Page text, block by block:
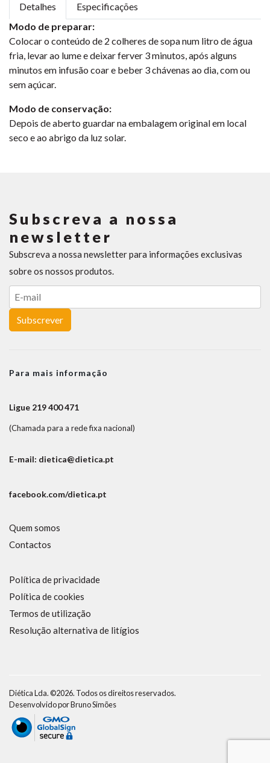
Detalhes
Especificações
Modo de preparar:
Colocar o conteúdo de 2 colheres de sopa num litro de água
fria, levar ao lume e deixar ferver 3 minutos, após alguns
minutos em infusão coar e beber 3 chávenas ao dia, com ou
sem açúcar.
Modo de conservação:
Depois de aberto guardar na embalagem original em local
seco e ao abrigo da luz solar.
Subscreva a nossa
newsletter
Subscreva a nossa newsletter para informações exclusivas
sobre os nossos produtos.
Subscrever
Para mais informação
Ligue 219 400 471
(Chamada para a rede fixa nacional)
E-mail: dietica@dietica.pt
facebook.com/dietica.pt
Quem somos
Contactos
Política de privacidade
Política de cookies
Termos de utilização
Resolução alternativa de litígios
Diética Lda. ©2026. Todos os direitos reservados.
Desenvolvido porBruno Simões